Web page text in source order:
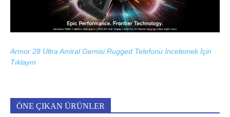
Armor 28 Ultra Amiral Gemisi Rugged Telefonu İncelemek İçin
Tıklayın
ÖNE ÇIKAN ÜRÜNLER